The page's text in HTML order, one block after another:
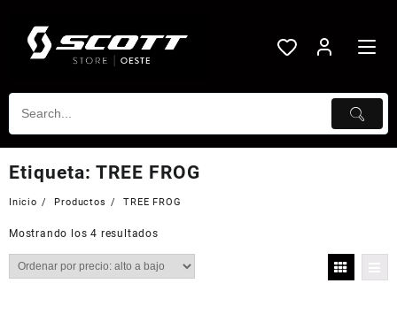
contenido
Etiqueta: TREE FROG
Inicio Productos TREE FROG
Mostrando los 4 resultados